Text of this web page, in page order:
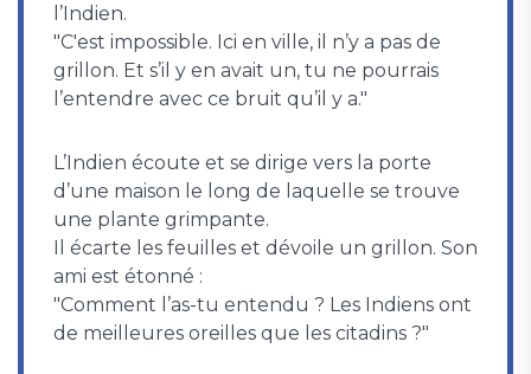
l’Indien.
"C'est impossible. Ici en ville, il n’y a pas de
grillon. Et s’il y en avait un, tu ne pourrais
l’entendre avec ce bruit qu’il y a."
L’Indien écoute et se dirige vers la porte
d’une maison le long de laquelle se trouve
une plante grimpante.
Il écarte les feuilles et dévoile un grillon. Son
ami est étonné :
"Comment l’as-tu entendu ? Les Indiens ont
de meilleures oreilles que les citadins ?"